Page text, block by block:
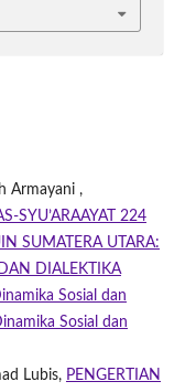
Armayani ,
SYU’ARAAYAT 224
SUMATERA UTARA:
DIALEKTIKA
Sosial dan
Sosial dan
Lubis, PENGERTIAN